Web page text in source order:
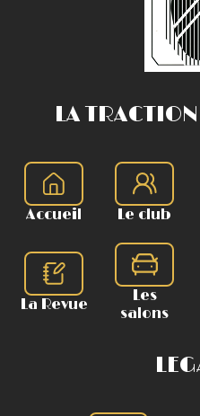
LA
Accueil Le club
La Revue
Les
salons